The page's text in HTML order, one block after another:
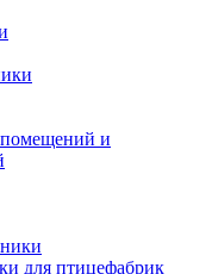
и
для птицефабрик